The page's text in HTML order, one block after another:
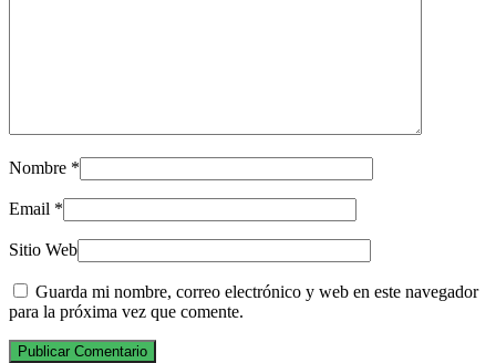
Nombre *
Email *
Sitio Web
Guarda mi nombre, correo electrónico y web en este navegador
para la próxima vez que comente.